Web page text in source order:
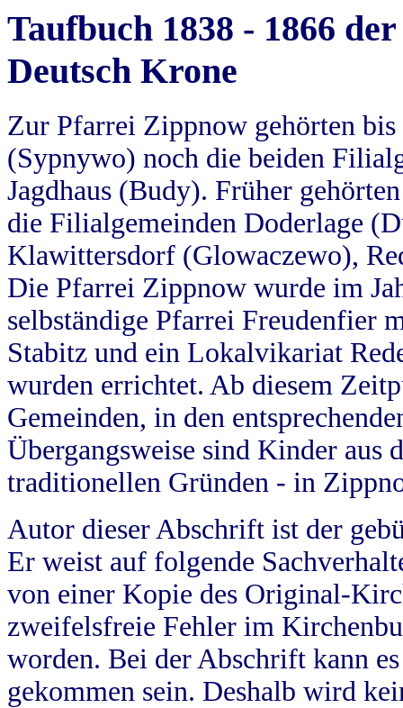
Taufbuch 1838 - 1866
Deutsch Krone
Zur Pfarrei Zippnow gehörten
(Sypnywo) noch die beiden
Jagdhaus (Budy). Früher
die Filialgemeinden Doderlage
Klawittersdorf (Glowaczewo),
Die Pfarrei Zippnow wurde im
selbständige Pfarrei Freudenfier
Stabitz und ein Lokalvikariat
wurden errichtet. Ab diesem
Gemeinden, in den
Übergangsweise sind Kinder aus
traditionellen Gründen - in
Autor dieser Abschrift ist der
Er weist auf folgende
von einer Kopie des Original-
zweifelsfreie Fehler im
worden. Bei der Abschrift kann
gekommen sein. Deshalb wird